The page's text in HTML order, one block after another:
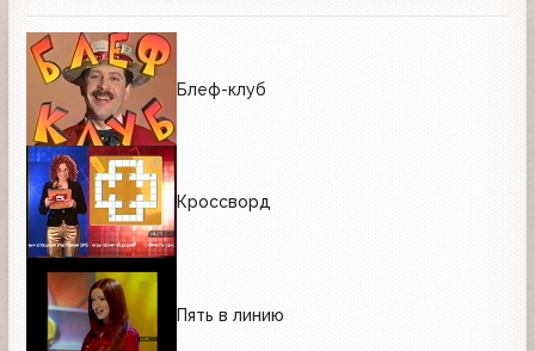
Блеф-клуб
Кроссворд
Пять в линию